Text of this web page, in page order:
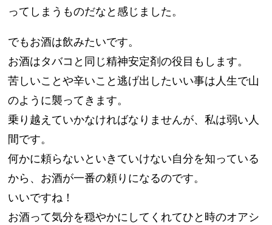
ってしまうものだなと感じました。
でもお酒は飲みたいです。
お酒はタバコと同じ精神安定剤の役目もします。
苦しいことや辛いこと逃げ出したいい事は人生で山
のように襲ってきます。
乗り越えていかなければなりませんが、私は弱い人
間です。
何かに頼らないといきていけない自分を知っている
から、お酒が一番の頼りになるのです。
いいですね！
お酒って気分を穏やかにしてくれてひと時のオアシ